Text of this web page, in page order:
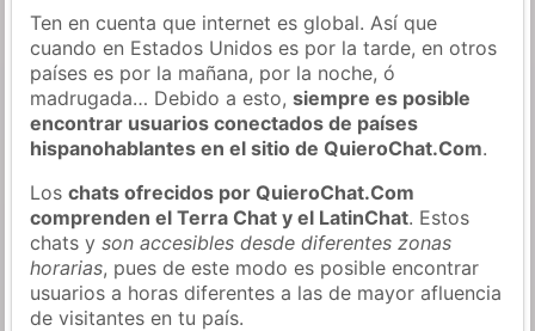
Ten en cuenta que internet es global. Así que
cuando en Estados Unidos es por la tarde, en otros
países es por la mañana, por la noche, ó
madrugada… Debido a esto,siempre es posible
encontrar usuarios conectados de países
hispanohablantes en el sitio de QuieroChat.Com.
Loschats ofrecidos por QuieroChat.Com
comprenden el Terra Chat y el LatinChat. Estos
chats yson accesibles desde diferentes zonas
horarias, pues de este modo es posible encontrar
usuarios a horas diferentes a las de mayor afluencia
de visitantes en tu país.